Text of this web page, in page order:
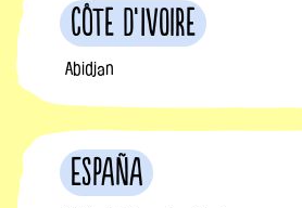
Côte d’Ivoire
Abidjan
España